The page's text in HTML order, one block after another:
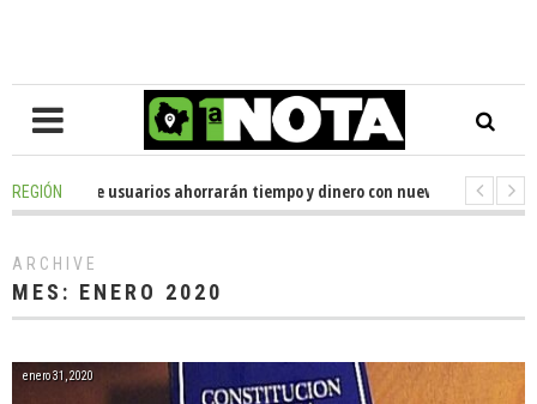
REGIÓN
usuarios ahorrarán tiempo y dinero con nueva oficina de licencias de
ARCHIVE
MES: ENERO 2020
enero 31, 2020